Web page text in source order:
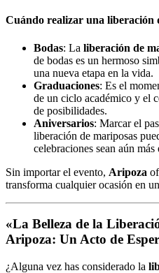
Cuándo realizar una liberación
Bodas: La liberación de
de bodas es un hermoso
una nueva etapa en la vida.
Graduaciones: Es el
de un ciclo académico y el
de posibilidades.
Aniversarios: Marcar el
liberación de mariposas
celebraciones sean aún más
Sin importar el evento, Aripoza
transforma cualquier ocasión en
«La Belleza de la
Aripoza: Un Acto de
¿Alguna vez has considerado la